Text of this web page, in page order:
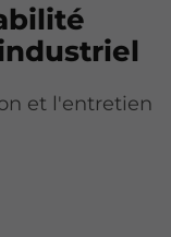
et l'entretien